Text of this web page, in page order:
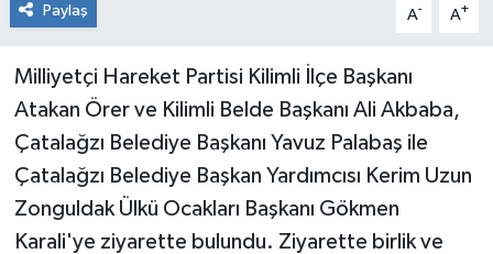
Paylaş A- A+
Milliyetçi Hareket Partisi Kilimli İlçe Başkanı
Atakan Örer ve Kilimli Belde Başkanı Ali Akbaba,
Çatalağzı Belediye Başkanı Yavuz Palabaş ile
Çatalağzı Belediye Başkan Yardımcısı Kerim Uzun
Zonguldak Ülkü Ocakları Başkanı Gökmen
Karali'ye ziyarette bulundu. Ziyarette birlik ve